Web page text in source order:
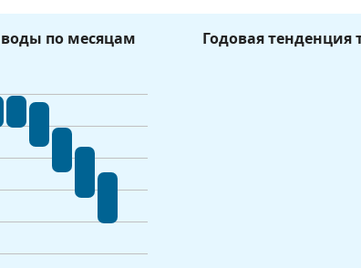
по месяцам Годовая